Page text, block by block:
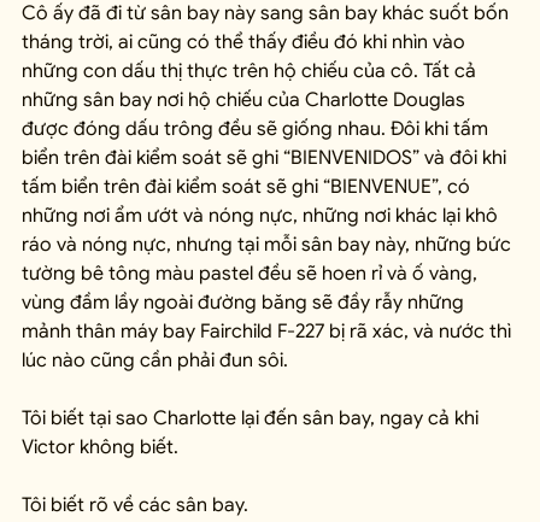
Cô ấy đã đi từ sân bay này sang sân bay khác suốt bốn
tháng trời, ai cũng có thể thấy điều đó khi nhìn vào
những con dấu thị thực trên hộ chiếu của cô. Tất cả
những sân bay nơi hộ chiếu của Charlotte Douglas
được đóng dấu trông đều sẽ giống nhau. Đôi khi tấm
biển trên đài kiểm soát sẽ ghi “BIENVENIDOS” và đôi khi
tấm biển trên đài kiểm soát sẽ ghi “BIENVENUE”, có
những nơi ẩm ướt và nóng nực, những nơi khác lại khô
ráo và nóng nực, nhưng tại mỗi sân bay này, những bức
tường bê tông màu pastel đều sẽ hoen rỉ và ố vàng,
vùng đầm lầy ngoài đường băng sẽ đầy rẫy những
mảnh thân máy bay Fairchild F-227 bị rã xác, và nước thì
lúc nào cũng cần phải đun sôi.
Tôi biết tại sao Charlotte lại đến sân bay, ngay cả khi
Victor không biết.
Tôi biết rõ về các sân bay.